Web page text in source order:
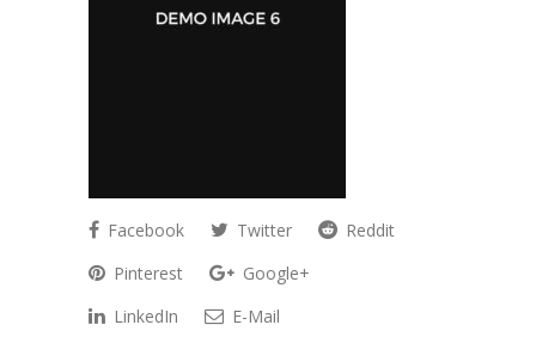
Facebook Twitter
Reddit
Pinterest
Google+
LinkedIn
E-Mail